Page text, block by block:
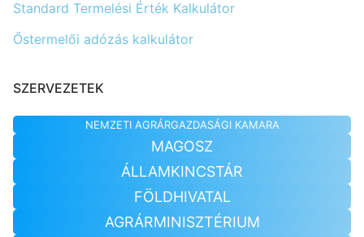
Standard Termelési Érték Kalkulátor
Őstermelői adózás kalkulátor
SZERVEZETEK
NEMZETI AGRÁRGAZDASÁGI KAMARA
MAGOSZ
ÁLLAMKINCSTÁR
FÖLDHIVATAL
AGRÁRMINISZTÉRIUM